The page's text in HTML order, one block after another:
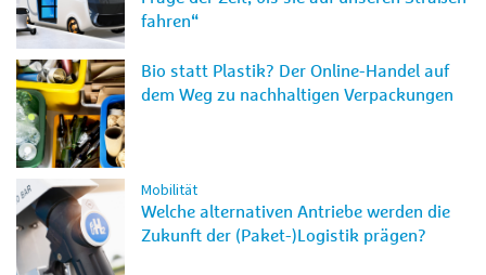
fahren“
Bio statt Plastik? Der Online-Handel auf
dem Weg zu nachhaltigen Verpackungen
Mobilität
Welche alternativen Antriebe werden die
Zukunft der (Paket-)Logistik prägen?